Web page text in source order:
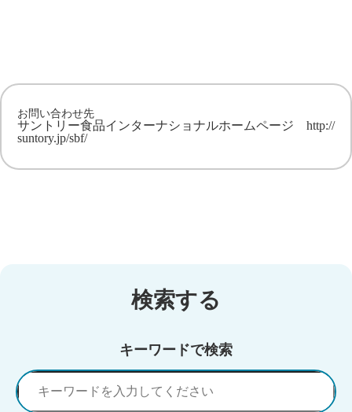
お問い合わせ先
サントリー食品インターナショナルホームページ http://
suntory.jp/sbf/
検索する
キーワードで検索